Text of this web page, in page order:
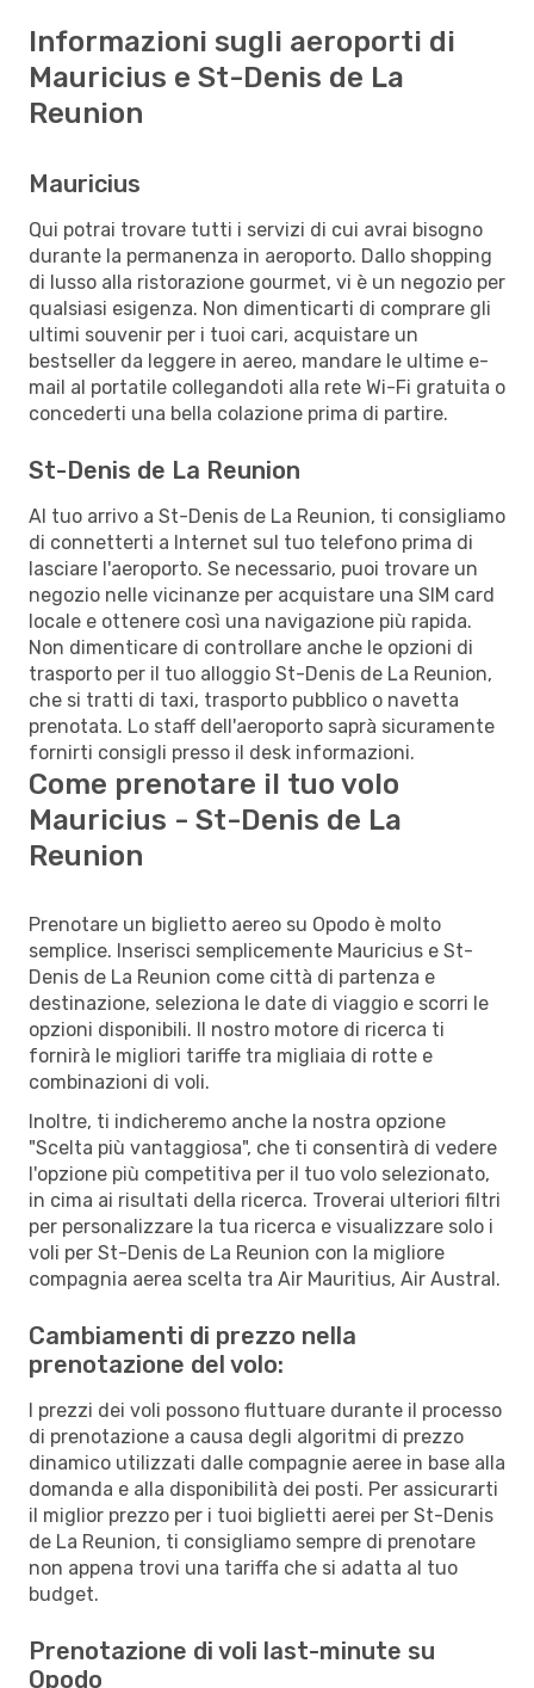
Informazioni sugli aeroporti di
Mauricius e St-Denis de La
Reunion
Mauricius
Qui potrai trovare tutti i servizi di cui avrai bisogno
durante la permanenza in aeroporto. Dallo shopping
di lusso alla ristorazione gourmet, vi è un negozio per
qualsiasi esigenza. Non dimenticarti di comprare gli
ultimi souvenir per i tuoi cari, acquistare un
bestseller da leggere in aereo, mandare le ultime e-
mail al portatile collegandoti alla rete Wi-Fi gratuita o
concederti una bella colazione prima di partire.
St-Denis de La Reunion
Al tuo arrivo a St-Denis de La Reunion, ti consigliamo
di connetterti a Internet sul tuo telefono prima di
lasciare l'aeroporto. Se necessario, puoi trovare un
negozio nelle vicinanze per acquistare una SIM card
locale e ottenere così una navigazione più rapida.
Non dimenticare di controllare anche le opzioni di
trasporto per il tuo alloggio St-Denis de La Reunion,
che si tratti di taxi, trasporto pubblico o navetta
prenotata. Lo staff dell'aeroporto saprà sicuramente
fornirti consigli presso il desk informazioni.
Come prenotare il tuo volo
Mauricius - St-Denis de La
Reunion
Prenotare un biglietto aereo su Opodo è molto
semplice. Inserisci semplicemente Mauricius e St-
Denis de La Reunion come città di partenza e
destinazione, seleziona le date di viaggio e scorri le
opzioni disponibili. Il nostro motore di ricerca ti
fornirà le migliori tariffe tra migliaia di rotte e
combinazioni di voli.
Inoltre, ti indicheremo anche la nostra opzione
"Scelta più vantaggiosa", che ti consentirà di vedere
l'opzione più competitiva per il tuo volo selezionato,
in cima ai risultati della ricerca. Troverai ulteriori filtri
per personalizzare la tua ricerca e visualizzare solo i
voli per St-Denis de La Reunion con la migliore
compagnia aerea scelta tra Air Mauritius, Air Austral.
Cambiamenti di prezzo nella
prenotazione del volo:
I prezzi dei voli possono fluttuare durante il processo
di prenotazione a causa degli algoritmi di prezzo
dinamico utilizzati dalle compagnie aeree in base alla
domanda e alla disponibilità dei posti. Per assicurarti
il miglior prezzo per i tuoi biglietti aerei per St-Denis
de La Reunion, ti consigliamo sempre di prenotare
non appena trovi una tariffa che si adatta al tuo
budget.
Prenotazione di voli last-minute su
Opodo